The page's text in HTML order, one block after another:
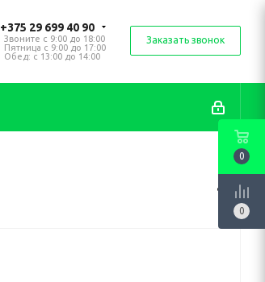
+375 29 699 40 90
Звоните с 9:00 до 18:00
Пятница с 9:00 до 17:00
Обед: с 13:00 до 14:00
Заказать звонок
0
0